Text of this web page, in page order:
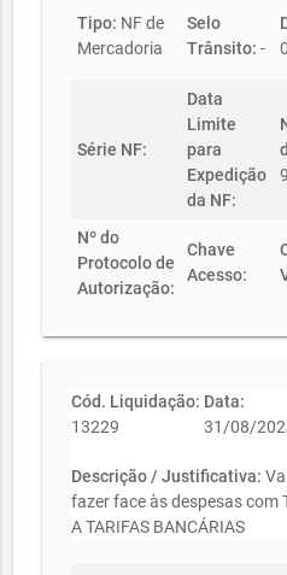
Tipo: NF de
Mercadoria
Selo
Trânsito: -
Série NF:
Data
Limite
para
Expedição
da NF:
Nº do
Protocolo de
Autorização:
Chave
Acesso:
Cód. Liquidação:
13229
Data:
31/08/
Descrição / Justificativa:
fazer face às despesas com
A TARIFAS BANCÁRIAS